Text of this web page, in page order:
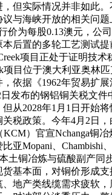
但实际情况并非如此
与海峡开放的相关问
价为每股0.13澳元，公
后置的多轮工艺测试
Creek项目正处于证明
项目位于澳大利亚奥林
依据《1962年贸易扩
发布的钢铝铜关税文
从2028年1月1日开始
税政策。今年4月2日
KCM）官宣Nchanga铜
亚Mopani、Chambishi
土铜冶炼与硫酸副产
基本面，对铜价形成
地产类线缆需求疲软